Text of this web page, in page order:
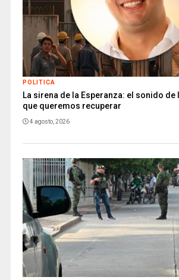
POLITICA
La sirena de la Esperanza: el sonido de
que queremos recuperar
4 agosto, 2026